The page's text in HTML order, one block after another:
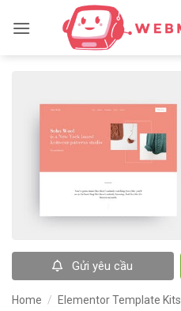
qua
Gửi yêu cầu
Home / Elementor Template Kits